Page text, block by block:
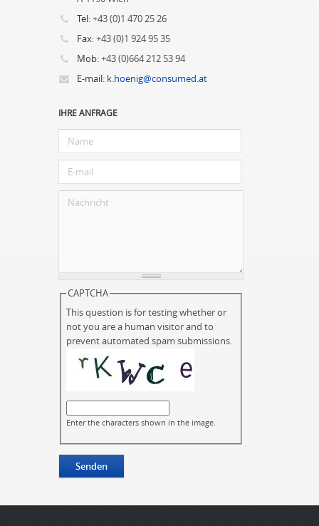
Tel:+43 (0)1 470 25 26
Fax:+43 (0)1 924 95 35
Mob:+43 (0)664 212 53 94
E-mail: k.hoenig@consumed.at
IHRE ANFRAGE
CAPTCHA
This question is for testing whether or
not you are a human visitor and to
prevent automated spam submissions.
Enter the characters shown in the image.